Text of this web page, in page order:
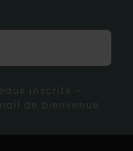
inscrits -
de bienvenue